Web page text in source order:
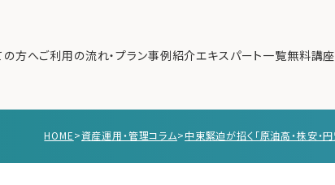
の方へご利用の流れ・プラン事例紹介エキスパート一覧無料講座
HOME>資産運用・管理コラム>